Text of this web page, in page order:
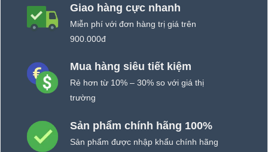
Giao hàng cực nhanh
Miễn phí với đơn hàng trị giá trên
900.000đ
Mua hàng siêu tiết kiệm
Rẻ hơn từ 10% – 30% so với giá thị
trường
Sản phẩm chính hãng 100%
Sản phẩm được nhập khẩu chính hãng